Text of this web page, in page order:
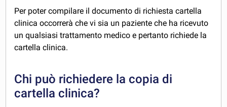
Per poter compilare il documento di richiesta cartella
clinica occorrerà che vi sia un paziente che ha ricevuto
un qualsiasi trattamento medico e pertanto richiede la
cartella clinica.
Chi può richiedere la copia di
cartella clinica?